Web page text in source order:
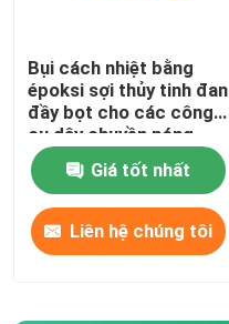
Bụi cách nhiệt bằng
époksi sợi thủy tinh đan
đầy bọt cho các công
cụ dây chuyền nóng
Giá tốt nhất
Liên hệ chúng tôi